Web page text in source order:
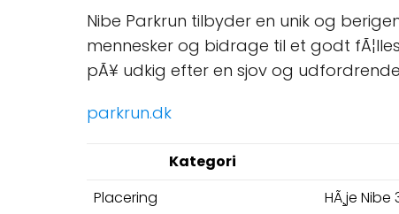
Nibe Parkrun tilbyder en unik og
mennesker og bidrage til et godt
pÃ¥ udkig efter en sjov og
parkrun.dk
Kategori
Placering
HÃ¸je